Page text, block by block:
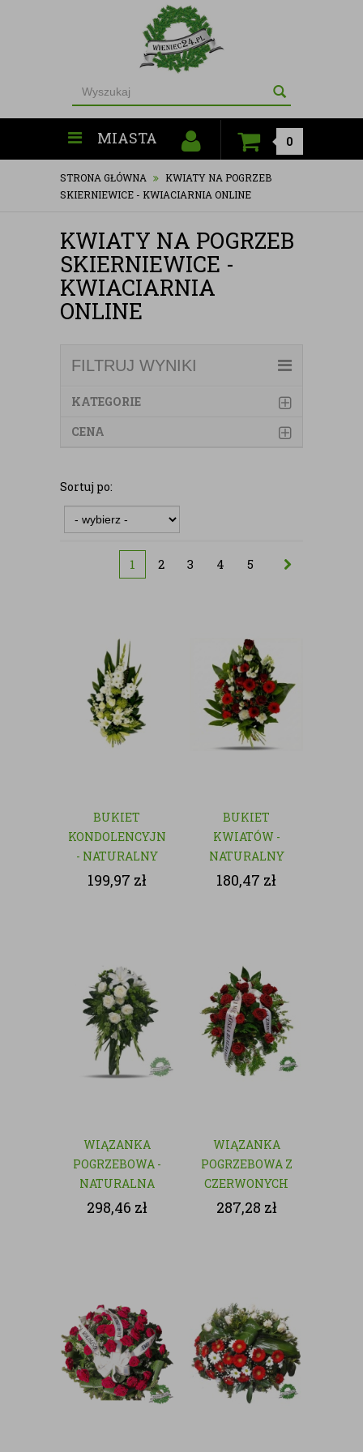
MIASTA 0
STRONA GŁÓWNA
KWIATY NA POGRZEB
SKIERNIEWICE - KWIACIARNIA ONLINE
KWIATY NA POGRZEB
SKIERNIEWICE -
KWIACIARNIA
ONLINE
FILTRUJ WYNIKI
KATEGORIE
CENA
Sortuj po:
1 2 3 4 5
BUKIET
KONDOLENCYJNY
- NATURALNY
199,97 zł
BUKIET
KWIATÓW -
NATURALNY
180,47 zł
WIĄZANKA
POGRZEBOWA -
NATURALNA
298,46 zł
WIĄZANKA
POGRZEBOWA Z
CZERWONYCH
KWIATÓW
287,28 zł